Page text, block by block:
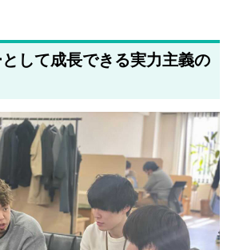
して成長できる実力主義の